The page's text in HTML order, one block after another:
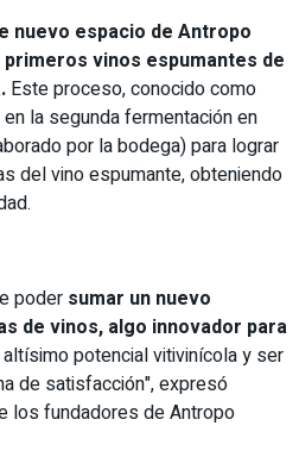
nuevo espacio de Antropo
vinos espumantes de
Este proceso, conocido como
la segunda fermentación en
por la bodega) para lograr
del vino espumante, obteniendo
poder sumar un nuevo
de vinos, algo innovador para
potencial vitivinícola y ser
de satisfacción", expresó
los fundadores de Antropo